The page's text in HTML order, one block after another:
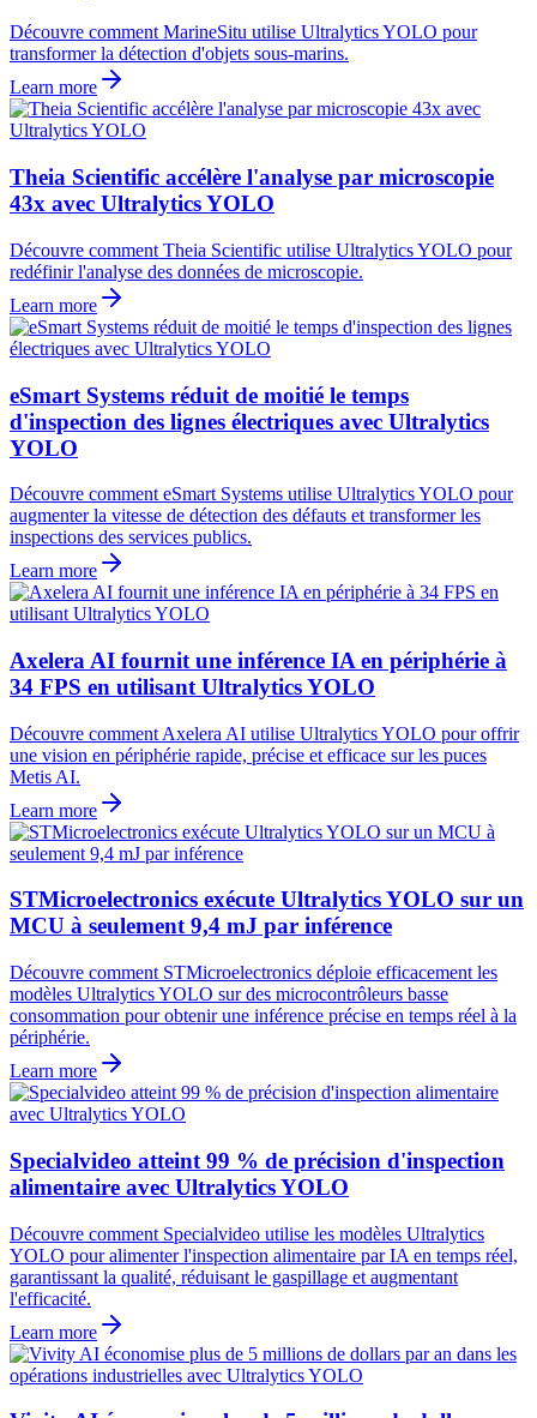
Découvre comment MarineSitu utilise Ultralytics YOLO pour
transformer la détection d'objets sous-marins.
Learn more
Theia Scientific accélère l'analyse par microscopie
43x avec Ultralytics YOLO
Découvre comment Theia Scientific utilise Ultralytics YOLO pour
redéfinir l'analyse des données de microscopie.
Learn more
eSmart Systems réduit de moitié le temps
d'inspection des lignes électriques avec Ultralytics
YOLO
Découvre comment eSmart Systems utilise Ultralytics YOLO pour
augmenter la vitesse de détection des défauts et transformer les
inspections des services publics.
Learn more
Axelera AI fournit une inférence IA en périphérie à
34 FPS en utilisant Ultralytics YOLO
Découvre comment Axelera AI utilise Ultralytics YOLO pour offrir
une vision en périphérie rapide, précise et efficace sur les puces
Metis AI.
Learn more
STMicroelectronics exécute Ultralytics YOLO sur un
MCU à seulement 9,4 mJ par inférence
Découvre comment STMicroelectronics déploie efficacement les
modèles Ultralytics YOLO sur des microcontrôleurs basse
consommation pour obtenir une inférence précise en temps réel à la
périphérie.
Learn more
Specialvideo atteint 99 % de précision d'inspection
alimentaire avec Ultralytics YOLO
Découvre comment Specialvideo utilise les modèles Ultralytics
YOLO pour alimenter l'inspection alimentaire par IA en temps réel,
garantissant la qualité, réduisant le gaspillage et augmentant
l'efficacité.
Learn more